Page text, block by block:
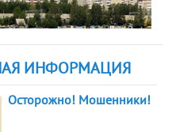
ИНФОРМАЦИЯ
Осторожно! Мошенники!